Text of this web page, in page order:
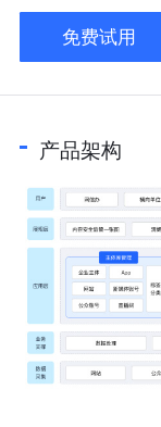
视频检测
人工审核
智能审核平台
明察·内容巡
号码认证
实人信息认证
营销反作弊
注册保护
登录保护
设备指纹
手游智能反外挂
Android加固
iOS加固
鸿蒙加固
SDK加固
安全组件
小游戏智能反
安全专家服务
安全舆情服务
安全顾问服务
解决方案
音视频
社交
游戏
媒体
政企
免费试用
产品架构